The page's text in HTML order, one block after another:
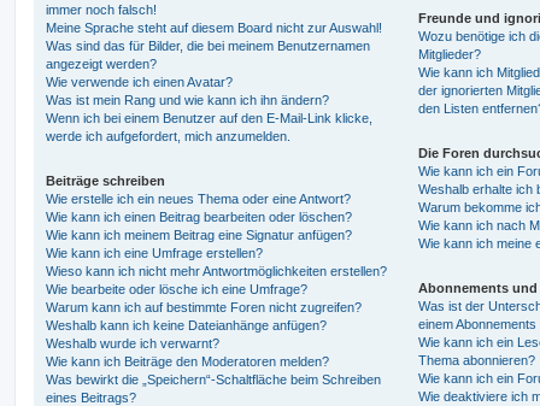
immer noch falsch!
Meine Sprache steht auf diesem Board nicht zur Auswahl!
Was sind das für Bilder, die bei meinem Benutzernamen
angezeigt werden?
Wie verwende ich einen Avatar?
Was ist mein Rang und wie kann ich ihn ändern?
Wenn ich bei einem Benutzer auf den E-Mail-Link klicke,
werde ich aufgefordert, mich anzumelden.
Beiträge schreiben
Wie erstelle ich ein neues Thema oder eine Antwort?
Wie kann ich einen Beitrag bearbeiten oder löschen?
Wie kann ich meinem Beitrag eine Signatur anfügen?
Wie kann ich eine Umfrage erstellen?
Wieso kann ich nicht mehr Antwortmöglichkeiten erstellen?
Wie bearbeite oder lösche ich eine Umfrage?
Warum kann ich auf bestimmte Foren nicht zugreifen?
Weshalb kann ich keine Dateianhänge anfügen?
Weshalb wurde ich verwarnt?
Wie kann ich Beiträge den Moderatoren melden?
Was bewirkt die „Speichern“-Schaltfläche beim Schreiben
eines Beitrags?
Freunde und
Wozu benötige ich
Mitglieder?
Wie kann ich
der ignorierten
den Listen
Die Foren
Wie kann ich ein
Weshalb erhalte ich
Warum bekomme
Wie kann ich nach
Wie kann ich meine
Abonnements und
Was ist der
einem
Wie kann ich ein
Thema abonnieren?
Wie kann ich ein
Wie deaktiviere ich